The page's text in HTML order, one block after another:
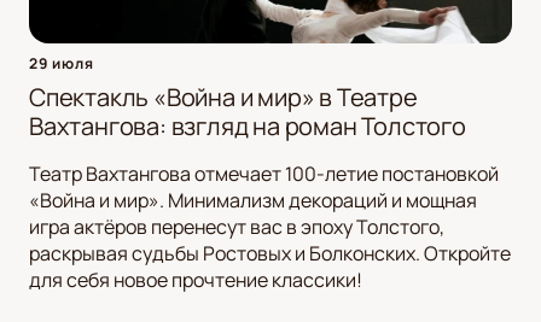
29 июля
Спектакль «Война и мир» в Театре
Вахтангова: взгляд на роман Толстого
Театр Вахтангова отмечает 100-летие постановкой
«Война и мир». Минимализм декораций и мощная
игра актёров перенесут вас в эпоху Толстого,
раскрывая судьбы Ростовых и Болконских. Откройте
для себя новое прочтение классики!